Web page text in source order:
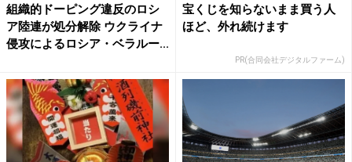
組織的ドーピング違反のロシ
ア陸連が処分解除 ウクライナ
侵攻によるロシア・ベラルー...
宝くじを知らないまま買う人
ほど、外れ続けます
PR(合同会社デジタルファーム)